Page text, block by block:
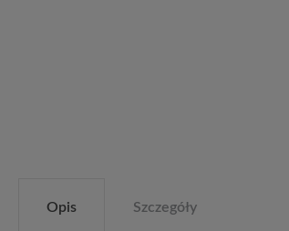
Opis Szczegóły